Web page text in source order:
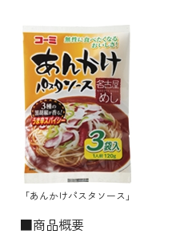
「あんかけパスタソース」
■商品概要